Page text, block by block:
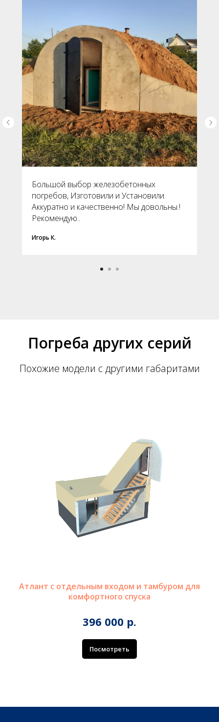
Большой выбор железобетонных
погребов, Изготовили и Установили.
Аккуратно и качественно! Мы довольны.!
Рекомендую..
Игорь К.
Погреба других серий
Похожие модели с другими габаритами
Атлант с отдельным входом и тамбуром для
комфортного спуска
396 000 р.
Посмотреть